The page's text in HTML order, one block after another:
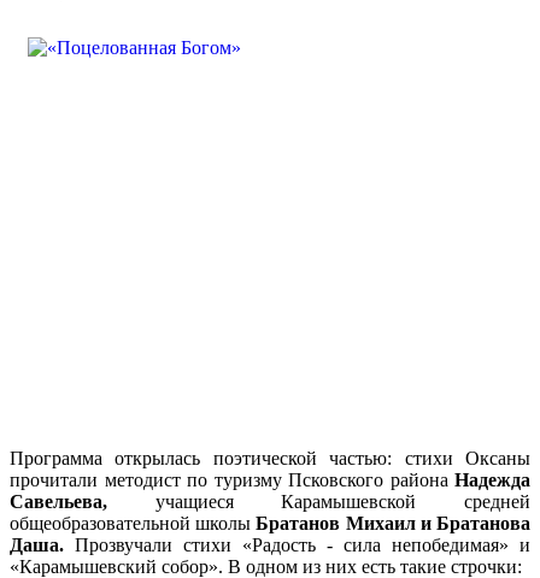
Программа открылась поэтической частью: стихи Оксаны
прочитали методист по туризму Псковского района Надежда
Савельева, учащиеся Карамышевской средней
общеобразовательной школыБратанов Михаил и Братанова
Даша. Прозвучали стихи «Радость - сила непобедимая» и
«Карамышевский собор». В одном из них есть такие строчки: